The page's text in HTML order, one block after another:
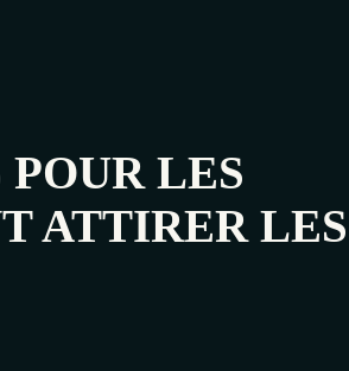
LES
ATTIRER LES